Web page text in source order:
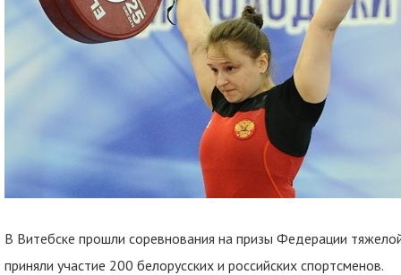
В Витебске прошли соревнования на призы Федерации
приняли участие 200 белорусских и российских спортсменов.